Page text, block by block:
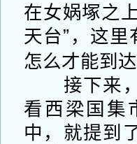
在女娲塚之
天台”，这里
怎么才能到
接下来，
看西梁国集
中，就提到